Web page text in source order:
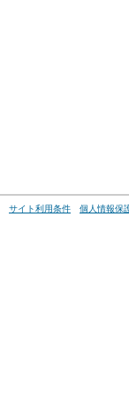
サイト利用条件 個人情報保